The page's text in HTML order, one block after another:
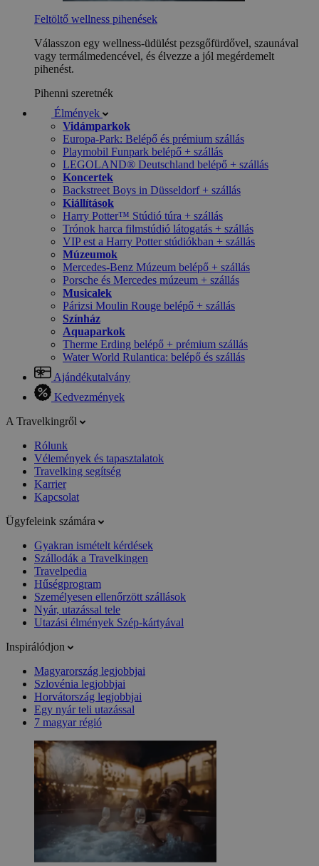
Feltöltő wellness pihenések
Válasszon egy wellness-üdülést pezsgőfürdővel, szaunával
vagy termálmedencével, és élvezze a jól megérdemelt
pihenést.
Pihenni szeretnék
Élmények
Vidámparkok
Europa-Park: Belépő és prémium szállás
Playmobil Funpark belépő + szállás
LEGOLAND® Deutschland belépő + szállás
Koncertek
Backstreet Boys in Düsseldorf + szállás
Kiállítások
Harry Potter™ Stúdió túra + szállás
Trónok harca filmstúdió látogatás + szállás
VIP est a Harry Potter stúdiókban + szállás
Múzeumok
Mercedes-Benz Múzeum belépő + szállás
Porsche és Mercedes múzeum + szállás
Musicalek
Párizsi Moulin Rouge belépő + szállás
Színház
Aquaparkok
Therme Erding belépő + prémium szállás
Water World Rulantica: belépő és szállás
Ajándékutalvány
Kedvezmények
A Travelkingről
Rólunk
Vélemények és tapasztalatok
Travelking segítség
Karrier
Kapcsolat
Ügyfeleink számára
Gyakran ismételt kérdések
Szállodák a Travelkingen
Travelpedia
Hűségprogram
Személyesen ellenőrzött szállások
Nyár, utazással tele
Utazási élmények Szép-kártyával
Inspirálódjon
Magyarország legjobbjai
Szlovénia legjobbjai
Horvátország legjobbjai
Egy nyár teli utazással
7 magyar régió